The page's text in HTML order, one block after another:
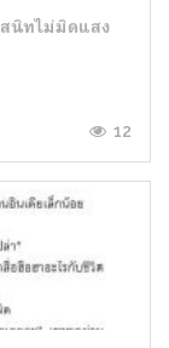
สนิทไม่มิดแสง
12